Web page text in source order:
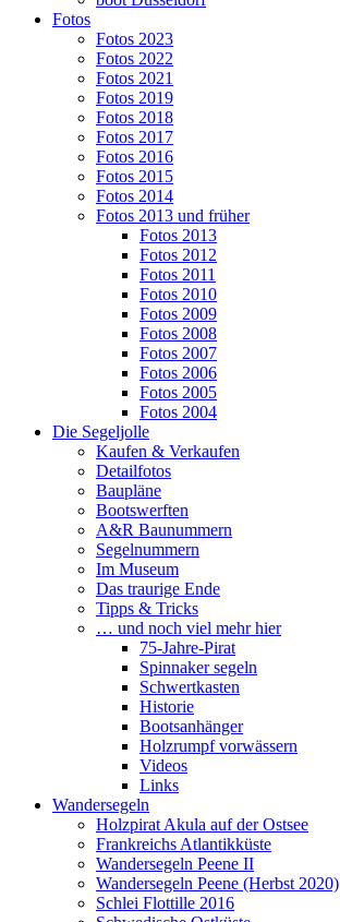
Fotos
Fotos 2023
Fotos 2022
Fotos 2021
Fotos 2019
Fotos 2018
Fotos 2017
Fotos 2016
Fotos 2015
Fotos 2014
Fotos 2013 und früher
Fotos 2013
Fotos 2012
Fotos 2011
Fotos 2010
Fotos 2009
Fotos 2008
Fotos 2007
Fotos 2006
Fotos 2005
Fotos 2004
Die Segeljolle
Kaufen & Verkaufen
Detailfotos
Baupläne
Bootswerften
A&R Baunummern
Segelnummern
Im Museum
Das traurige Ende
Tipps & Tricks
… und noch viel mehr hier
75-Jahre-Pirat
Spinnaker segeln
Schwertkasten
Historie
Bootsanhänger
Holzrumpf vorwässern
Videos
Links
Wandersegeln
Holzpirat Akula auf der Ostsee
Frankreichs Atlantikküste
Wandersegeln Peene II
Wandersegeln Peene (Herbst 2020)
Schlei Flottille 2016